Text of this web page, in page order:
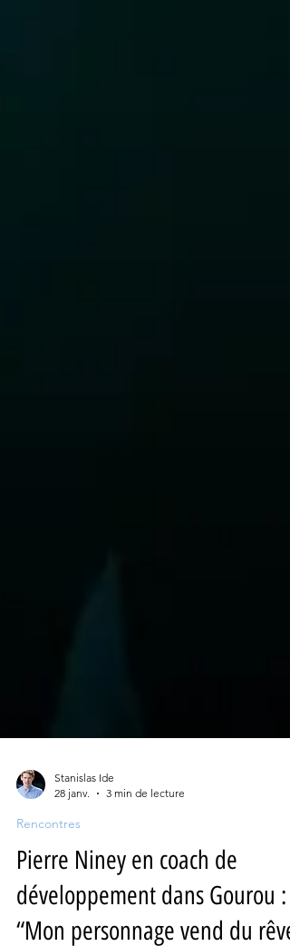
28 janv.
Rencontres
Pierre Niney en coach de
développement dans Gourou :